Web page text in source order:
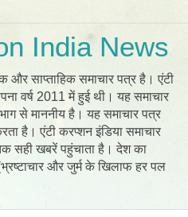
India News
और साप्ताहिक समाचार पत्र है। एंटी
वर्ष 2011 में हुई थी। यह समाचार
से माननीय है। यह समाचार पत्र
है। एंटी करप्शन इंडिया समाचार
सही खबरें पहुंचाता है। देश का
और जुर्म के खिलाफ हर पल